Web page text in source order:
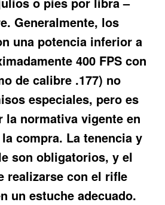
Generalmente, los
una potencia inferior a
400 FPS con
de calibre .177) no
especiales, pero es
normativa vigente en
compra. La tenencia y
son obligatorios, y el
realizarse con el rifle
un estuche adecuado.